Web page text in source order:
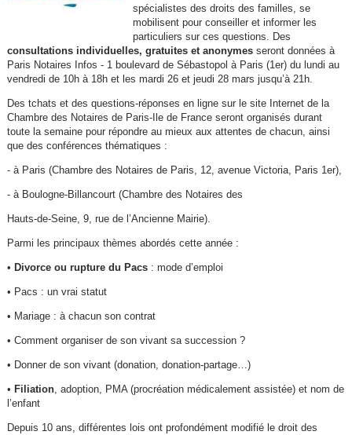
spécialistes des droits des familles, se
mobilisent pour conseiller et informer les
particuliers sur ces questions. Des
consultations individuelles, gratuites et anonymesseront données à
Paris Notaires Infos - 1 boulevard de Sébastopol à Paris (1er) du lundi au
vendredi de 10h à 18h et les mardi 26 et jeudi 28 mars jusqu’à 21h.
Des tchats et des questions-réponses en ligne sur le site Internet de la
Chambre des Notaires de Paris-Ile de France seront organisés durant
toute la semaine pour répondre au mieux aux attentes de chacun, ainsi
que des conférences thématiques :
- à Paris (Chambre des Notaires de Paris, 12, avenue Victoria, Paris 1er),
- à Boulogne-Billancourt (Chambre des Notaires des
Hauts-de-Seine, 9, rue de l’Ancienne Mairie).
Parmi les principaux thèmes abordés cette année :
• Divorce ou rupture du Pacs: mode d’emploi
• Pacs : un vrai statut
• Mariage : à chacun son contrat
• Comment organiser de son vivant sa succession ?
• Donner de son vivant (donation, donation-partage…)
• Filiation, adoption, PMA (procréation médicalement assistée) et nom de
l’enfant
Depuis 10 ans, différentes lois ont profondément modifié le droit des